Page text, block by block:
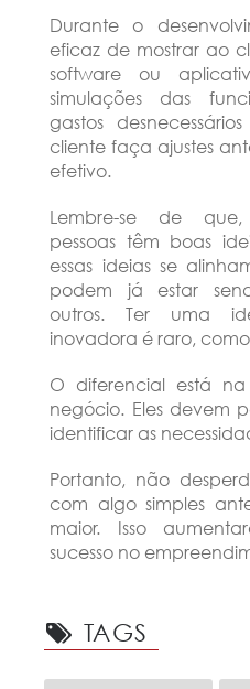
Durante o
eficaz de mostrar ao
software ou
simulações das
gastos
cliente faça ajustes
efetivo.
Lembre-se de
pessoas têm boas
essas ideias se
podem já estar
outros. Ter uma
inovadora é raro,
O diferencial está
negócio. Eles devem
identificar as
Portanto, não
com algo simples
maior. Isso
sucesso no
TAGS